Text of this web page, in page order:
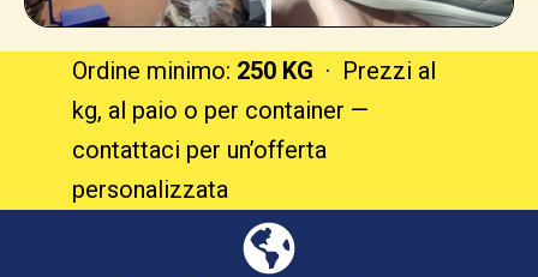
Ordine minimo: 250 KG · Prezzi al
kg, al paio o per container —
contattaci per un’offerta
personalizzata